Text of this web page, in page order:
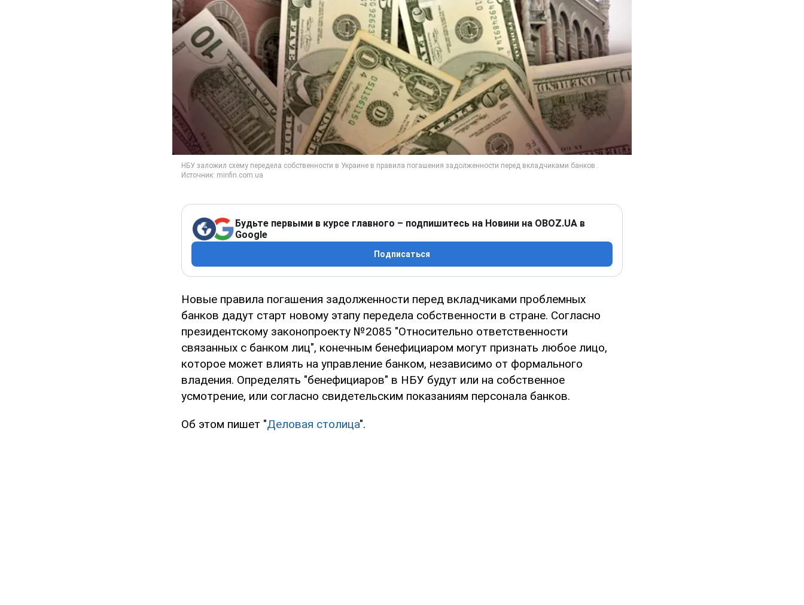
Будьте первыми в курсе главного – подпишитесь на Новини на OBOZ.UA в
Google
Подписаться
Новые правила погашения задолженности перед вкладчиками проблемных
банков дадут старт новому этапу передела собственности в стране. Согласно
президентскому законопроекту №2085 "Относительно ответственности
связанных с банком лиц", конечным бенефициаром могут признать любое лицо,
которое может влиять на управление банком, независимо от формального
владения. Определять "бенефициаров" в НБУ будут или на собственное
усмотрение, или согласно свидетельским показаниям персонала банков.
Об этом пишет "Деловая столица".